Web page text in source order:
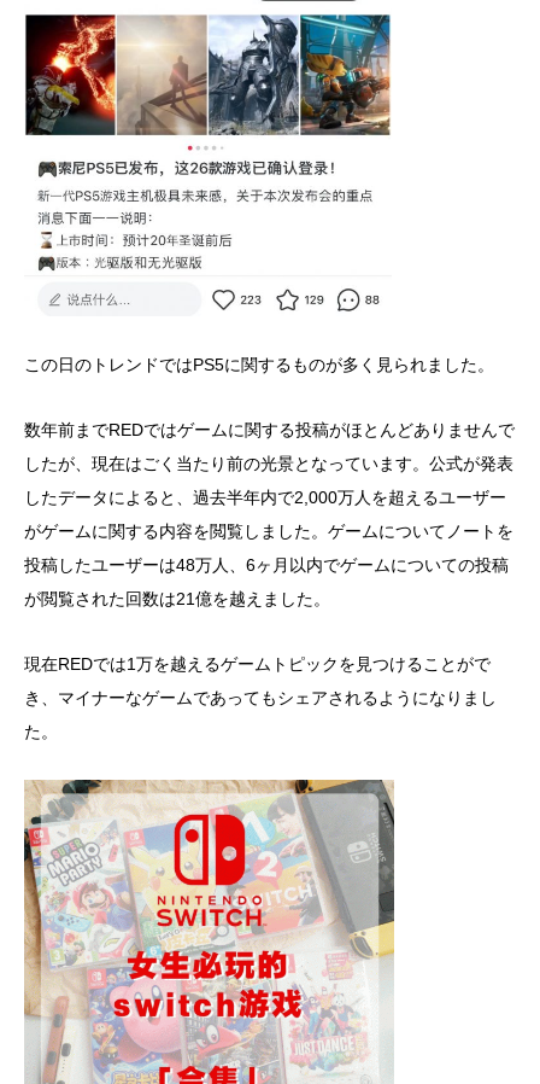
この日のトレンドではPS5に関するものが多く見られました。
数年前までREDではゲームに関する投稿がほとんどありませんで
したが、現在はごく当たり前の光景となっています。公式が発表
したデータによると、過去半年内で2,000万人を超えるユーザー
がゲームに関する内容を閲覧しました。ゲームについてノートを
投稿したユーザーは48万人、6ヶ月以内でゲームについての投稿
が閲覧された回数は21億を越えました。
現在REDでは1万を越えるゲームトピックを見つけることがで
き、マイナーなゲームであってもシェアされるようになりまし
た。